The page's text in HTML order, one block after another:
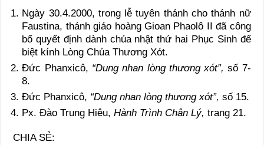
Ngày 30.4.2000, trong lễ tuyên thánh cho thánh nữ
Faustina, thánh giáo hoàng Gioan Phaolô II đã công
bố quyết định dành chúa nhật thứ hai Phục Sinh để
biệt kính Lòng Chúa Thương Xót.
Đức Phanxicô, “Dung nhan lòng thương xót”, số 7-
8.
Đức Phanxicô, “Dung nhan lòng thương xót”, số 15.
Px. Đào Trung Hiệu,Hành Trình Chân Lý, trang 21.
CHIA SẺ: